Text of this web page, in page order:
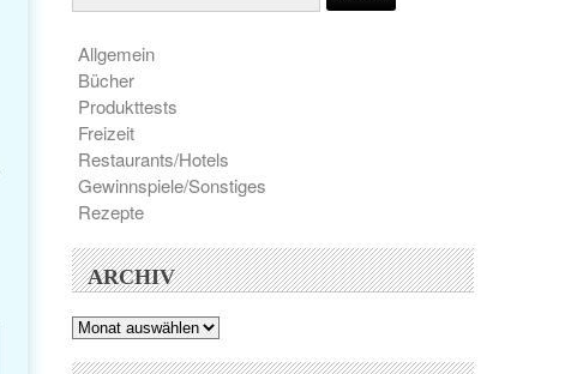
Allgemein
Bücher
Produkttests
Freizeit
Restaurants/Hotels
Gewinnspiele/Sonstiges
Rezepte
ARCHIV
Archiv